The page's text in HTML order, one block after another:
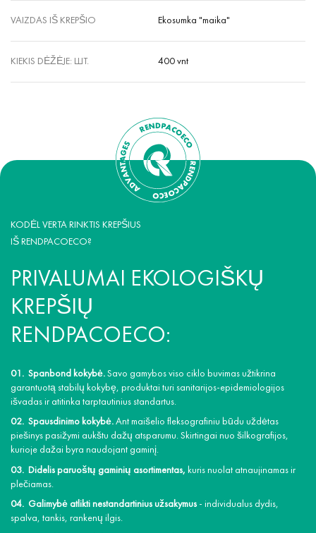
VAIZDAS IŠ KREPŠIO Ekosumka "maika"
KIEKIS DĖŽĖJE: ШТ. 400 vnt
KODĖL VERTA RINKTIS KREPŠIUS
IŠ RENDPACOECO?
PRIVALUMAI EKOLOGIŠKŲ
KREPŠIŲ
RENDPACOECO:
Spanbond kokybė.Savo gamybos viso ciklo buvimas užtikrina
garantuotą stabilų kokybę, produktai turi sanitarijos-epidemiologijos
išvadas ir atitinka tarptautinius standartus.
Spausdinimo kokybė.Ant maišelio fleksografiniu būdu uždėtas
piešinys pasižymi aukštu dažų atsparumu. Skirtingai nuo šilkografijos,
kurioje dažai byra naudojant gaminį.
Didelis paruoštų gaminių asortimentas, kuris nuolat atnaujinamas ir
plečiamas.
Galimybė atlikti nestandartinius užsakymus- individualus dydis,
spalva, tankis, rankenų ilgis.